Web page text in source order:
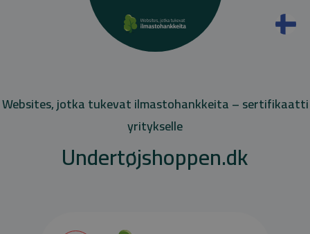
Websites, jotka tukevat ilmastohankkeita – sertifikaatti
yritykselle
Undertøjshoppen.dk